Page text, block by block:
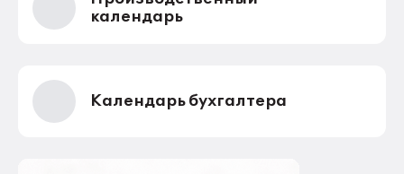
календарь
Календарь бухгалтера